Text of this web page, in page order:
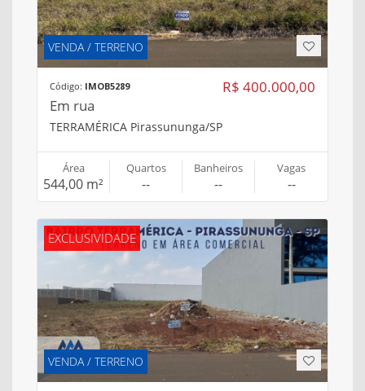
VENDA / TERRENO
R$ 400.000,00
Código: IMOB5289
Em rua
TERRAMÉRICA Pirassununga/SP
Área
544,00 m²
Quartos
--
Banheiros
--
Vagas
--
EXCLUSIVIDADE
VENDA / TERRENO